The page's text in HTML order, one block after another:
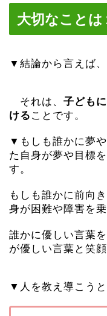
大切なことは
▼結論から言えば、
それは、 子ども
ける ことです。
▼もしも誰かに夢
た自身が夢や目標
す。
もしも誰かに前向
身が困難や障害を
誰かに優しい言葉
が優しい言葉と笑
▼人を教え導こうと